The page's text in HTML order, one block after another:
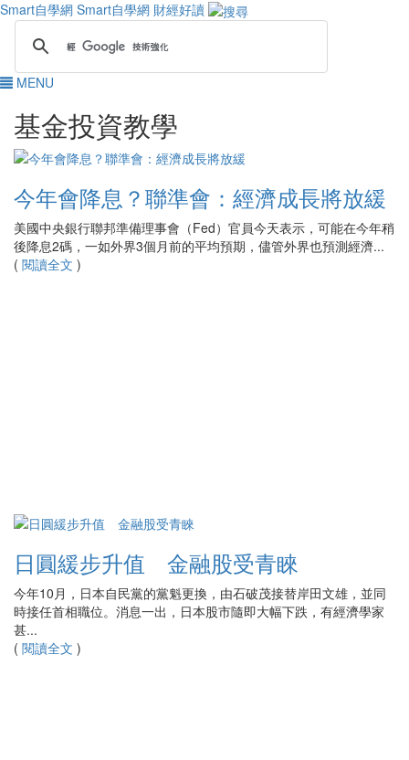
Smart自學網 Smart自學網 財經好讀
MENU
基金投資教學
今年會降息？聯準會：經濟成長將放緩
美國中央銀行聯邦準備理事會（Fed）官員今天表示，可能在今年稍
後降息2碼，一如外界3個月前的平均預期，儘管外界也預測經濟...
( 閱讀全文 )
日圓緩步升值 金融股受青睞
今年10月，日本自民黨的黨魁更換，由石破茂接替岸田文雄，並同
時接任首相職位。消息一出，日本股市隨即大幅下跌，有經濟學家
甚...
( 閱讀全文 )